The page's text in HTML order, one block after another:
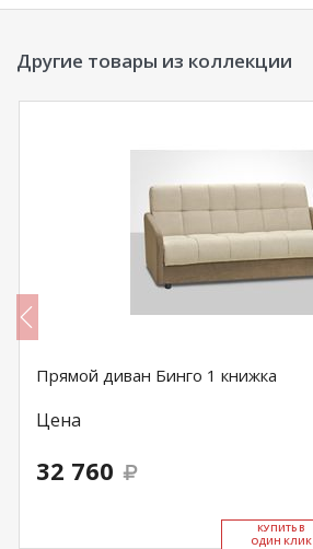
Другие товары из коллекции
Прямой диван Бинго 1 книжка
Цена
32 760
КУ­ПИТЬ В
ОДИН КЛИК